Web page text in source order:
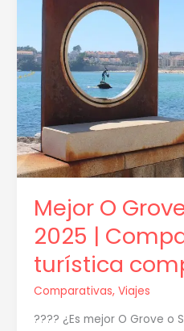
Mejor O
2025 |
turística
Comparativas, Viajes
????️ ¿Es mejor O Grove o
Grove
Sanxenxo
2025
|
Comparativa
turística
completa